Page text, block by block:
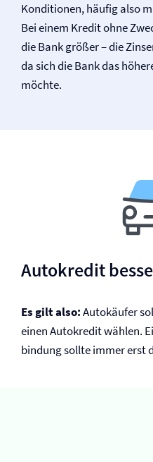
Konditionen, häufig also
Bei einem Kredit ohne
die Bank größer – die
da sich die Bank das
möchte.
Autokredit
Es gilt also:Autokäufer
einen Autokredit wählen.
bindung sollte immer erst